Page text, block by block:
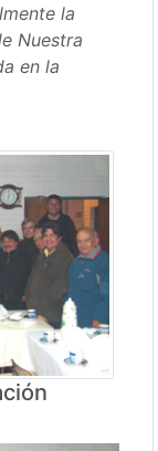
la
Nuestra
en la